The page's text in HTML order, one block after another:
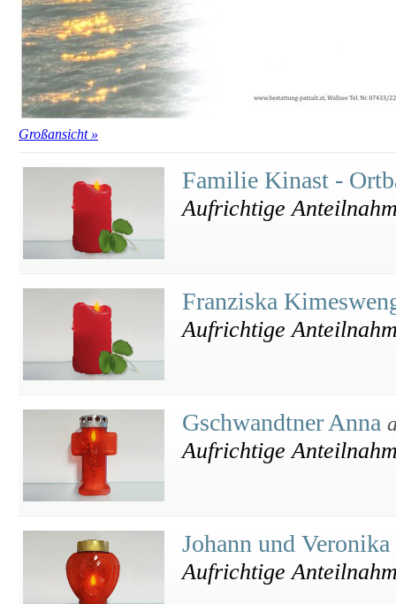
Großansicht »
Familie Kinast -
Aufrichtige
Franziska
Aufrichtige
Gschwandtner Anna
Aufrichtige
Johann und
Aufrichtige